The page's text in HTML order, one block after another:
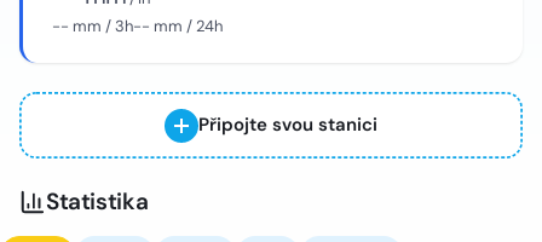
-- mm / 3h-- mm / 24h
Připojte svou stanici
Statistika